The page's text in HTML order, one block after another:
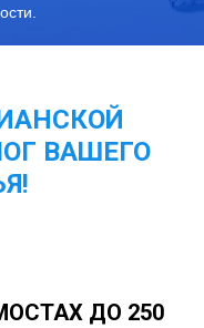
ВАШЕГО
ДО 250